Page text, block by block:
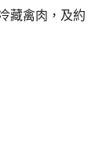
藏禽肉，及約